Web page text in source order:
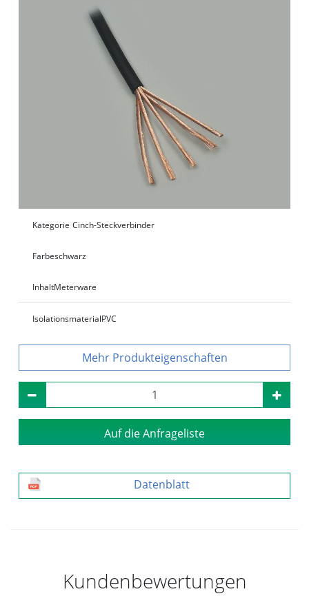
Kategorie Cinch-Steckverbinder
Farbeschwarz
InhaltMeterware
IsolationsmaterialPVC
Produkteigenschaften
Auf die Anfrageliste
Datenblatt
Kundenbewertungen